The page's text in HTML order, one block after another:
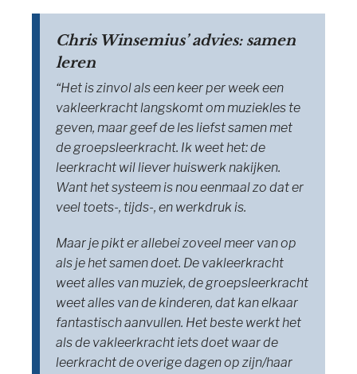
Chris Winsemius’ advies: samen
leren
“Het is zinvol als een keer per week een
vakleerkracht langskomt om muziekles te
geven, maar geef de les liefst samen met
de groepsleerkracht. Ik weet het: de
leerkracht wil liever huiswerk nakijken.
Want het systeem is nou eenmaal zo dat er
veel toets-, tijds-, en werkdruk is.
Maar je pikt er allebei zoveel meer van op
als je het samen doet. De vakleerkracht
weet alles van muziek, de groepsleerkracht
weet alles van de kinderen, dat kan elkaar
fantastisch aanvullen. Het beste werkt het
als de vakleerkracht iets doet waar de
leerkracht de overige dagen op zijn/haar